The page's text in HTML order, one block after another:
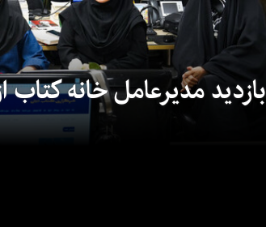
بازدید مدیرعامل خانه کتاب